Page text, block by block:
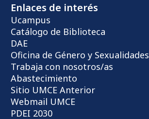
Enlaces de interés
Ucampus
Catálogo de Biblioteca
DAE
Oficina de Género y Sexualidades
Trabaja con nosotros/as
Abastecimiento
Sitio UMCE Anterior
Webmail UMCE
PDEI 2030